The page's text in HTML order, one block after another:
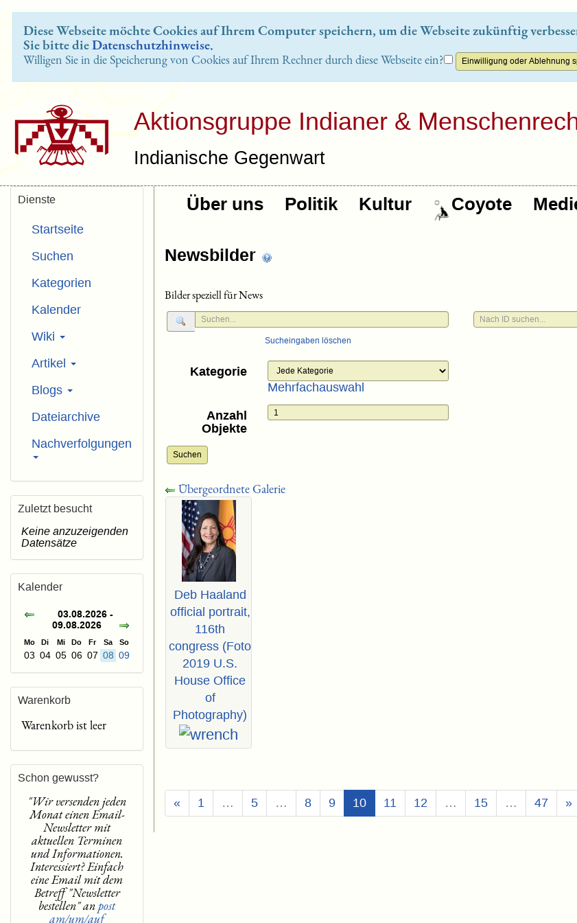
Diese Webseite möchte Cookies auf Ihrem Computer speichern, um die Webseite zukünftig
Sie bitte dieDatenschutzhinweise.
Willigen Sie in die Speicherung von Cookies auf Ihrem Rechner durch diese Webseite ein?
Aktionsgruppe Indianer &
Indianische Gegenwart
Über uns Politik Kultur Coyote
Newsbilder
Bilder speziell für News
Sucheingaben löschen
Kategorie
Mehrfachauswahl
Anzahl
Objekte
Suchen
Übergeordnete Galerie
Deb Haaland
official portrait,
116th
congress (Foto
2019 U.S.
House Office
of
Photography)
« 1 … 5 … 8 9 10(Aktuell)
11 12 … 15 … 47 »
Dienste
Startseite
Suchen
Kategorien
Kalender
Wiki
Artikel
Blogs
Dateiarchive
Nachverfolgungen
Zuletzt besucht
Keine anzuzeigenden
Datensätze
Kalender
03.08.2026 -
09.08.2026
Mo Di Mi Do Fr Sa So
03 04 05 06 07 08 09
Warenkorb
Warenkorb ist leer
Schon gewusst?
"Wir versenden jeden
Monat einen Email-
Newsletter mit
aktuellen Terminen
und Informationen.
Interessiert? Einfach
eine Email mit dem
Betreff "Newsletter
bestellen" anpost
am/um/auf